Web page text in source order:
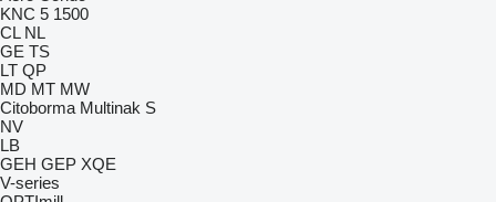
KNC 5 1500
CL NL
GE TS
LT QP
MD MT MW
Citoborma Multinak S
NV
LB
GEH GEP XQE
V-series